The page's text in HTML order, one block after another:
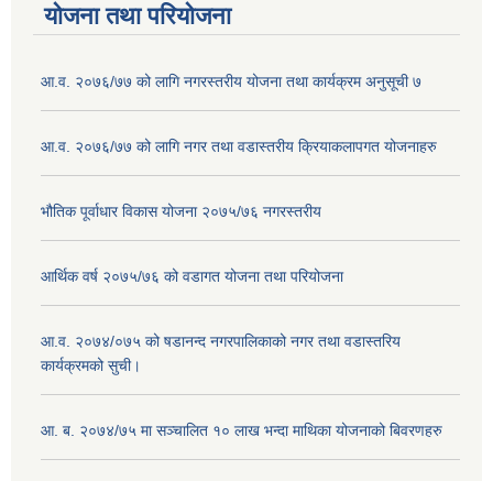
योजना तथा परियोजना
आ.व. २०७६/७७ को लागि नगरस्तरीय योजना तथा कार्यक्रम अनुसूची ७
आ.व. २०७६/७७ को लागि नगर तथा वडास्तरीय क्रियाकलापगत योजनाहरु
भौतिक पूर्वाधार विकास योजना २०७५/७६ नगरस्तरीय
आर्थिक वर्ष २०७५/७६ को वडागत योजना तथा परियोजना
आ.व. २०७४/०७५ को षडानन्द नगरपालिकाको नगर तथा वडास्तरिय
कार्यक्रमको सुची।
आ. ब. २०७४/७५ मा सञ्चालित १० लाख भन्दा माथिका योजनाको बिवरणहरु